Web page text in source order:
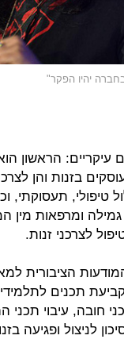
יהיו הפקר"
עיקריים: הראשון
בזנות והן
טיפולי, תעסוקתי,
ומרפאות מין
לצרכני זנות.
הציבורית
תכנים
חובה, עיבוי תכני
לניצול ופגיעה